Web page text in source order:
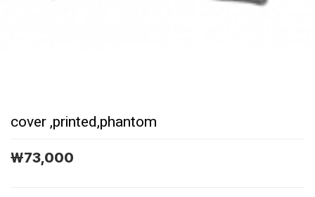
cover ,printed,phantom
￦73,000